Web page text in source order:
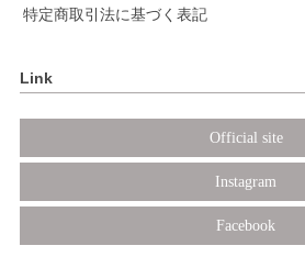
特定商取引法に基づく表記
Link
Official site
Instagram
Facebook